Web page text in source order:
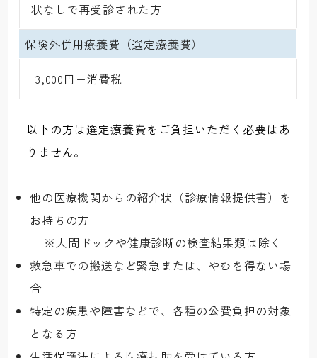
状なしで再受診された方
保険外併用療養費（選定療養費）
3,000円+消費税
以下の方は選定療養費をご負担いただく必要はあ
りません。
他の医療機関からの紹介状（診療情報提供書）を
お持ちの方
※人間ドックや健康診断の検査結果類は除く
救急車での搬送など緊急または、やむを得ない場
合
特定の疾患や障害などで、各種の公費負担の対象
となる方